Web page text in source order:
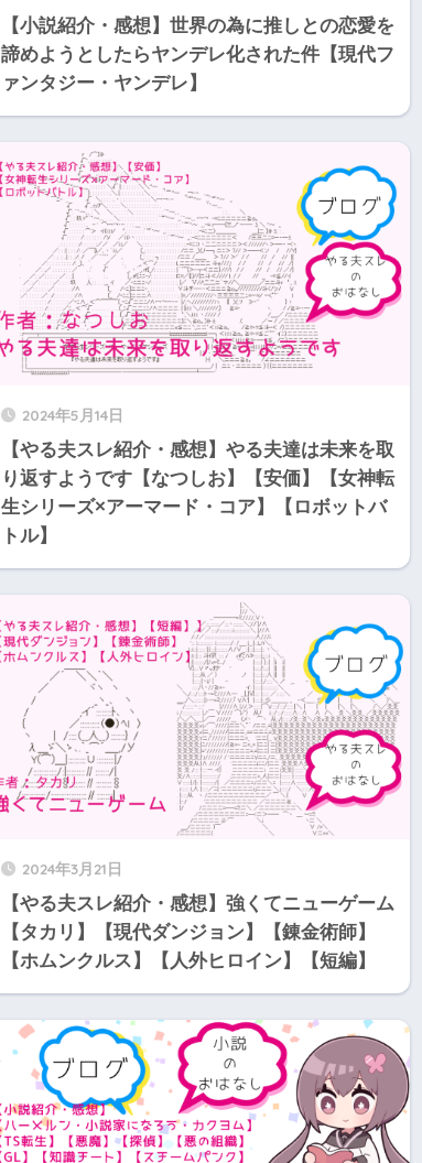
【小説紹介・感想】世界の為に推しとの恋愛を
諦めようとしたらヤンデレ化された件【現代フ
ァンタジー・ヤンデレ】
2024年5月14日
【やる夫スレ紹介・感想】やる夫達は未来を取
り返すようです【なつしお】【安価】【女神転
生シリーズ×アーマード・コア】【ロボットバ
トル】
2024年3月21日
【やる夫スレ紹介・感想】強くてニューゲーム
【タカリ】【現代ダンジョン】【錬金術師】
【ホムンクルス】【人外ヒロイン】【短編】